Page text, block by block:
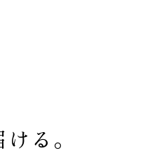
る。